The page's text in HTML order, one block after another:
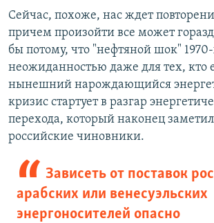
Сейчас, похоже, нас ждет
причем произойти все может
бы потому, что "нефтяной шок"
неожиданностью даже для тех, кто
нынешний нарождающийся
кризис стартует в разгар
перехода, который наконец
российские чиновники.
Зависеть от поставок
арабских или венесуэльских
энергоносителей опасно